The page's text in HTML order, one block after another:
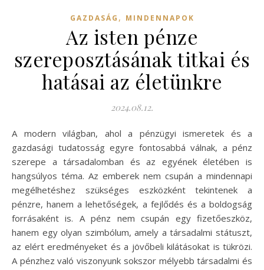
GAZDASÁG , MINDENNAPOK
Az isten pénze
szereposztásának titkai és
hatásai az életünkre
2024.08.12.
A modern világban, ahol a pénzügyi ismeretek és a
gazdasági tudatosság egyre fontosabbá válnak, a pénz
szerepe a társadalomban és az egyének életében is
hangsúlyos téma. Az emberek nem csupán a mindennapi
megélhetéshez szükséges eszközként tekintenek a
pénzre, hanem a lehetőségek, a fejlődés és a boldogság
forrásaként is. A pénz nem csupán egy fizetőeszköz,
hanem egy olyan szimbólum, amely a társadalmi státuszt,
az elért eredményeket és a jövőbeli kilátásokat is tükrözi.
A pénzhez való viszonyunk sokszor mélyebb társadalmi és